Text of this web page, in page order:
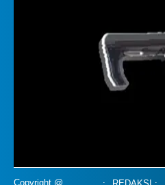
Copyright @